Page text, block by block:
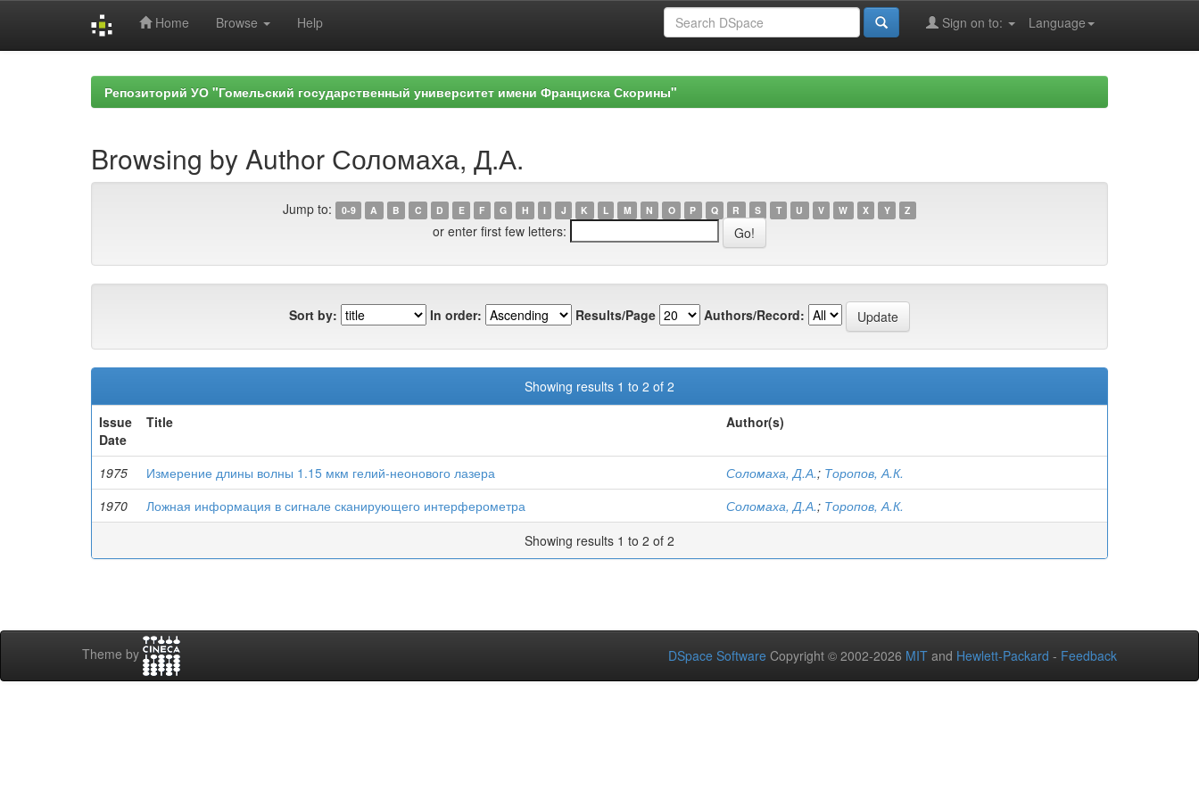
Home Browse Help Language
Sign on to:
Репозиторий УО "Гомельский государственный университет имени Франциска Скорины"
Browsing by Author Соломаха, Д.А.
Jump to: 0-9 A B C D E F G H I J K L M N O P Q R S T U V W X Y Z
or enter first few letters:
Sort by: In order: Results/Page Authors/Record:
Showing results 1 to 2 of 2
Issue
Date
Title Author(s)
1975 Измерение длины волны 1.15 мкм гелий-неонового лазера Соломаха, Д.А.; Торопов, А.К.
1970
Ложная информация в сигнале сканирующего интерферометра Соломаха, Д.А.; Торопов, А.К.
Showing results 1 to 2 of 2
Theme by DSpace Software Copyright © 2002-2026 MIT and Hewlett-Packard - Feedback